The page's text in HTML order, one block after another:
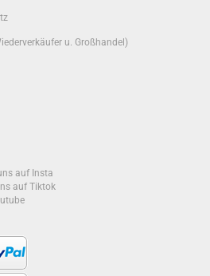
u. Großhandel)